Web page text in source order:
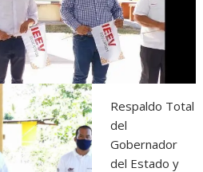
a
m
Respaldo Total
del
Gobernador
del Estado y